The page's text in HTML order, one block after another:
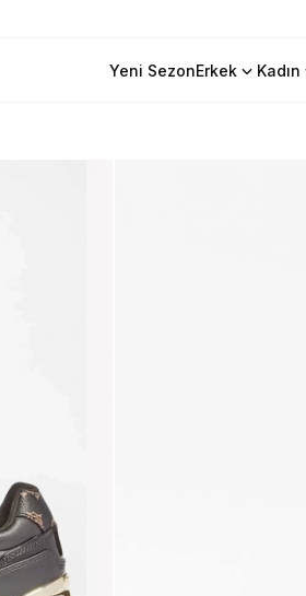
Yeni SezonErkek Kadın